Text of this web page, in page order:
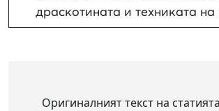
драскотината и техниката на
Оригиналният текст на